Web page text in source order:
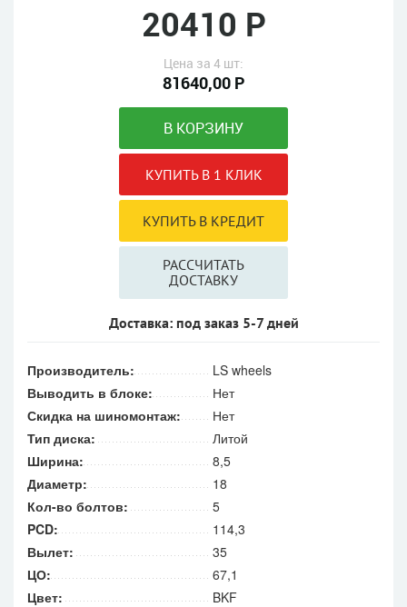
20410 Р
Цена за 4 шт:
81640,00 Р
РАССЧИТАТЬ
ДОСТАВКУ
Доставка: под заказ 5-7 дней
Производитель:
LS wheels
Выводить в блоке:
Нет
Скидка на шиномонтаж:
Нет
Тип диска:
Литой
Ширина:
8,5
Диаметр:
18
Кол-во болтов:
5
PCD:
114,3
Вылет:
35
ЦО:
67,1
Цвет:
BKF